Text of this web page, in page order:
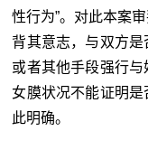
性行为”。对此本案
背其意志，与双方
或者其他手段强行
女膜状况不能证明
此明确。